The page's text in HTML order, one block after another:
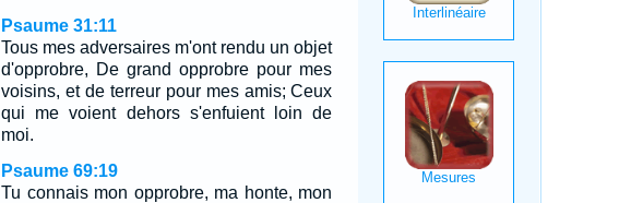
Psaume 31:11
Tous mes adversaires m'ont rendu un objet
d'opprobre, De grand opprobre pour mes
voisins, et de terreur pour mes amis; Ceux
qui me voient dehors s'enfuient loin de
moi.
Psaume 69:19
Tu connais mon opprobre, ma honte, mon